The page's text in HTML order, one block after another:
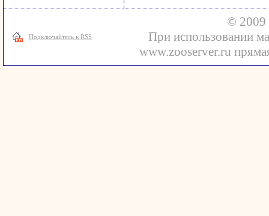
Подключайтесь к RSS
© 2009
При использовании
www.zooserver.ru